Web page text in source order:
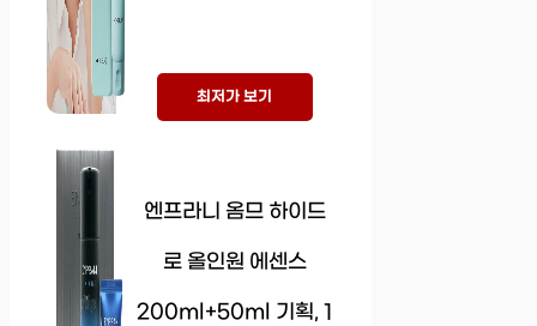
최저가 보기
엔프라니 옴므 하이드
로 올인원 에센스
200ml+50ml 기획, 1